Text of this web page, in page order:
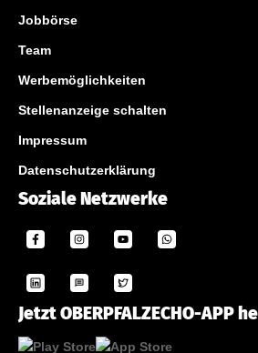
Jobbörse
Team
Werbemöglichkeiten
Stellenanzeige schalten
Impressum
Datenschutzerklärung
Soziale Netzwerke
Jetzt OBERPFALZECHO-APP